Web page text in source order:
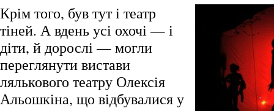
Крім того, був тут і театр
тіней. А вдень усі охочі — і
діти, й дорослі — могли
переглянути вистави
лялькового театру Олексія
Альошкіна, що відбувалися у